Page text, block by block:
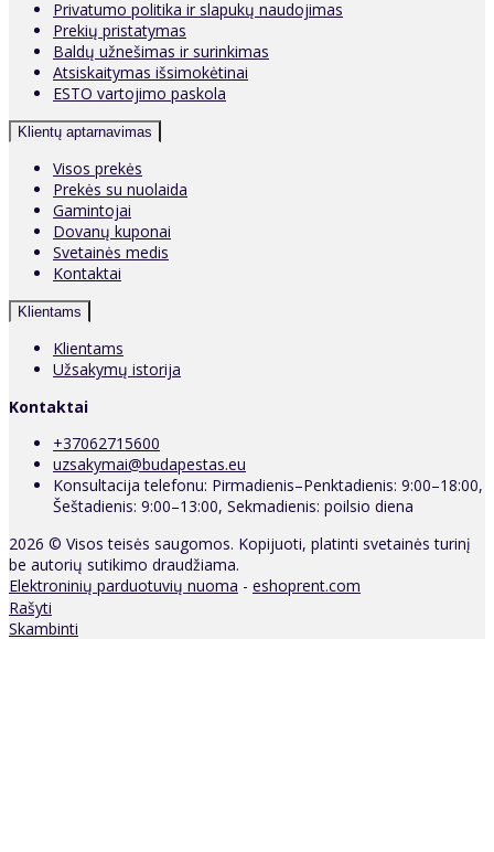
Privatumo politika ir slapukų naudojimas
Prekių pristatymas
Baldų užnešimas ir surinkimas
Atsiskaitymas išsimokėtinai
ESTO vartojimo paskola
Klientų aptarnavimas
Visos prekės
Prekės su nuolaida
Gamintojai
Dovanų kuponai
Svetainės medis
Kontaktai
Klientams
Klientams
Užsakymų istorija
Kontaktai
+37062715600
uzsakymai@budapestas.eu
Konsultacija telefonu: Pirmadienis–Penktadienis: 9:00–18:00,
Šeštadienis: 9:00–13:00, Sekmadienis: poilsio diena
2026 © Visos teisės saugomos. Kopijuoti, platinti svetainės turinį
be autorių sutikimo draudžiama.
Elektroninių parduotuvių nuoma - eshoprent.com
Rašyti
Skambinti